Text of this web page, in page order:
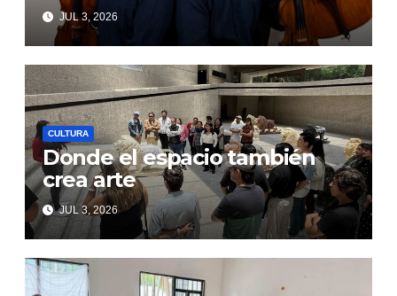
JUL 3, 2026
CULTURA
Donde el espacio también
crea arte
JUL 3, 2026